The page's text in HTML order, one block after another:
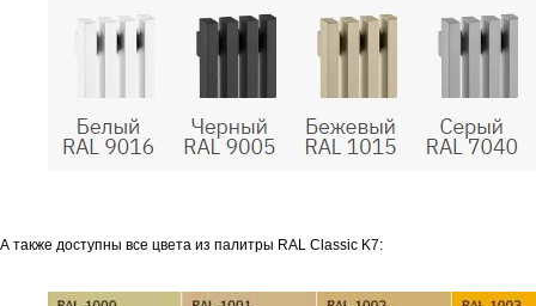
А также доступны все цвета из палитры RAL Classic K7: